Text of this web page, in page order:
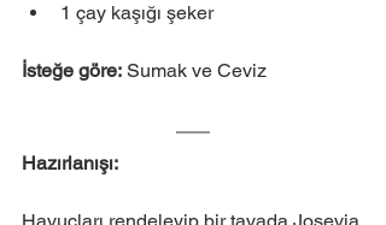
1 çay kaşığı şeker
İsteğe göre: Sumak ve Ceviz
Hazırlanışı: